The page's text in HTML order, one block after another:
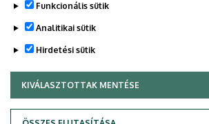
Funkcionális sütik
Analitikai sütik
Hirdetési sütik
KIVÁLASZTOTTAK MENTÉSE
WITHDRAW CONSENT